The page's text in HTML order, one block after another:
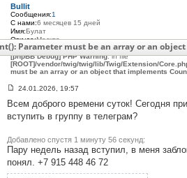
е
#
3
0
8
Bullit
Сообщения:1
С нами:6 месяцев 15 дней
Имя:Булат
Откуда:Москва
Мото:Triumph tiger 800
[phpBB Debug] PHP Warning: in file
[ROOT]/vendor/twig/twig/lib/Twig/Extension/
must be an array or an object that implements
Parameter must be an array or an
о
б
е
н
и
е
24.01.2026, 19:57
Всем доброго времени суток! Сегодня
вступить в группу в телеграм?
Добавлено спустя 1 минуту 56 секунд:
Пару недель назад вступил, в меня
понял. +7 915 448 46 72